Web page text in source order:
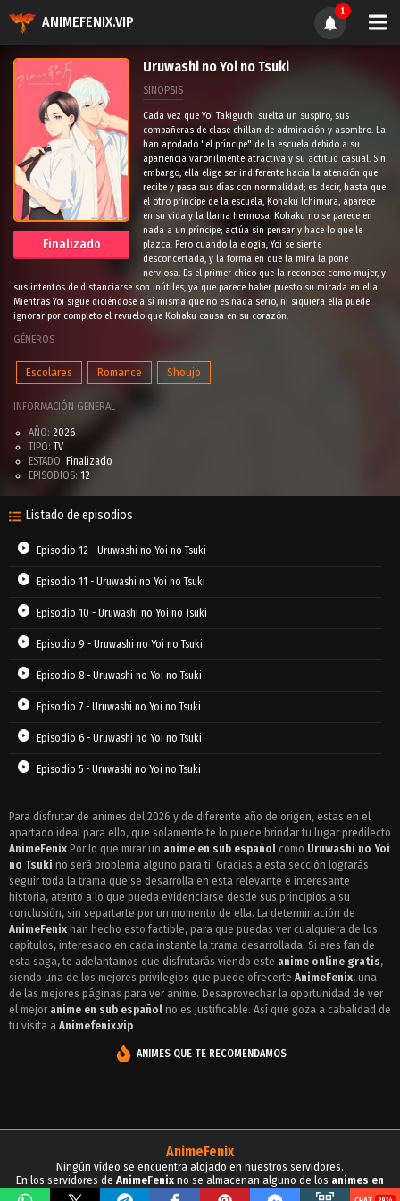
ANIMEFENIX.VIP
1
Finalizado
Uruwashi no Yoi no Tsuki
SINOPSIS
Cada vez que Yoi Takiguchi suelta un suspiro, sus
compañeras de clase chillan de admiración y asombro. La
han apodado "el príncipe" de la escuela debido a su
apariencia varonilmente atractiva y su actitud casual. Sin
embargo, ella elige ser indiferente hacia la atención que
recibe y pasa sus días con normalidad; es decir, hasta que
el otro príncipe de la escuela, Kohaku Ichimura, aparece
en su vida y la llama hermosa. Kohaku no se parece en
nada a un príncipe; actúa sin pensar y hace lo que le
plazca. Pero cuando la elogia, Yoi se siente
desconcertada, y la forma en que la mira la pone
nerviosa. Es el primer chico que la reconoce como mujer, y
sus intentos de distanciarse son inútiles, ya que parece haber puesto su mirada en ella.
Mientras Yoi sigue diciéndose a sí misma que no es nada serio, ni siquiera ella puede
ignorar por completo el revuelo que Kohaku causa en su corazón.
GÉNEROS
Escolares Romance Shoujo
INFORMACIÓN GENERAL
AÑO: 2026
TIPO: TV
ESTADO: Finalizado
EPISODIOS: 12
Listado de episodios
Episodio 12 - Uruwashi no Yoi no Tsuki
Episodio 11 - Uruwashi no Yoi no Tsuki
Episodio 10 - Uruwashi no Yoi no Tsuki
Episodio 9 - Uruwashi no Yoi no Tsuki
Episodio 8 - Uruwashi no Yoi no Tsuki
Episodio 7 - Uruwashi no Yoi no Tsuki
Episodio 6 - Uruwashi no Yoi no Tsuki
Episodio 5 - Uruwashi no Yoi no Tsuki
Episodio 3 - Uruwashi no Yoi no Tsuki
Episodio 2 - Uruwashi no Yoi no Tsuki
Episodio 1 - Uruwashi no Yoi no Tsuki
Para disfrutar de animes del 2026 y de diferente año de origen, estas en el
apartado ideal para ello, que solamente te lo puede brindar tu lugar predilecto
AnimeFenix Por lo que mirar un anime en sub español como Uruwashi no Yoi
no Tsuki no será problema alguno para ti. Gracias a esta sección lograrás
seguir toda la trama que se desarrolla en esta relevante e interesante
historia, atento a lo que pueda evidenciarse desde sus principios a su
conclusión, sin separtarte por un momento de ella. La determinación de
AnimeFenix han hecho esto factible, para que puedas ver cualquiera de los
capítulos, interesado en cada instante la trama desarrollada. Si eres fan de
esta saga, te adelantamos que disfrutarás viendo este anime online gratis,
siendo una de los mejores privilegios que puede ofrecerte AnimeFenix, una
de las mejores páginas para ver anime. Desaprovechar la oportunidad de ver
el mejor anime en sub español no es justificable. Así que goza a cabalidad de
tu visita a Animefenix.vip
ANIMES QUE TE RECOMENDAMOS
AnimeFenix
Ningún vídeo se encuentra alojado en nuestros servidores.
En los servidores de AnimeFenix no se almacenan alguno de los animes en
sub español, para tu conocimiento y demás propósitos.